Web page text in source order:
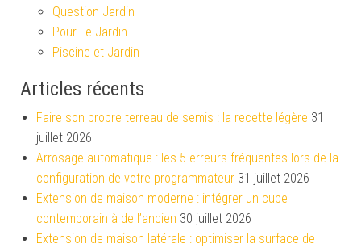
Question Jardin
Pour Le Jardin
Piscine et Jardin
Articles récents
Faire son propre terreau de semis : la recette légère 31
juillet 2026
Arrosage automatique : les 5 erreurs fréquentes lors de la
configuration de votre programmateur 31 juillet 2026
Extension de maison moderne : intégrer un cube
contemporain à de l’ancien 30 juillet 2026
Extension de maison latérale : optimiser la surface de